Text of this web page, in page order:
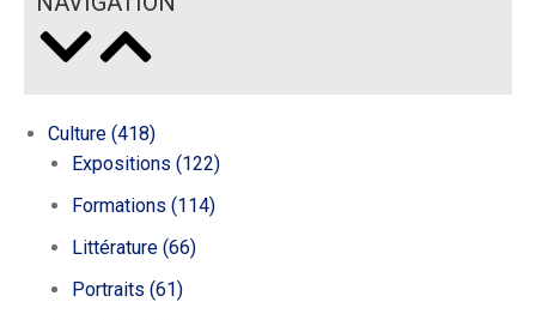
Culture (418)
Expositions (122)
Formations (114)
Littérature (66)
Portraits (61)